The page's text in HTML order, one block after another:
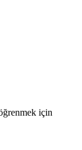
için